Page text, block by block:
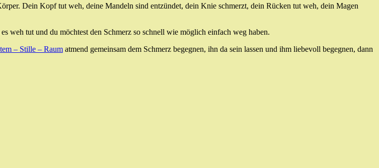
Dein Kopf tut weh, deine Mandeln sind entzündet, dein Knie schmerzt, dein Rücken tut weh, dein Magen
weh tut und du möchtest den Schmerz so schnell wie möglich einfach weg haben.
– Stille – Raum atmend gemeinsam dem Schmerz begegnen, ihn da sein lassen und ihm liebevoll begegnen, dann